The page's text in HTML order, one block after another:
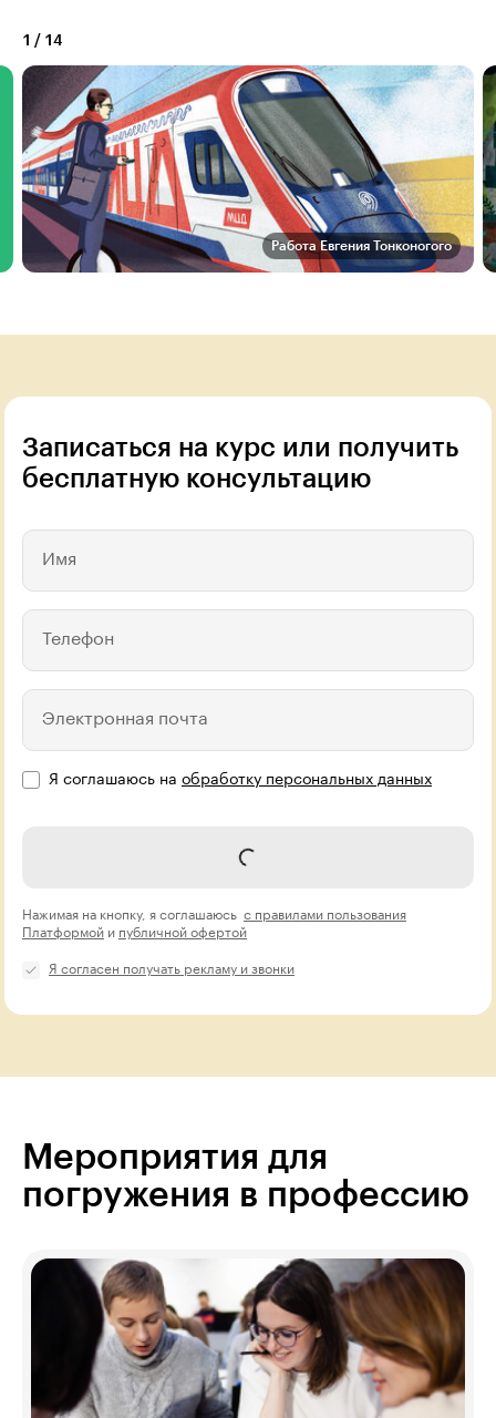
1 / 14
Работа Евгения Тонконогого
Записаться на курс или получить
бесплатную консультацию
Имя
Телефон
Электронная почта
Я соглашаюсь на обработку персональных данных
Записаться на курс
Нажимая на кнопку, я соглашаюсь с правилами пользования
Платформой и публичной офертой
Я согласен получать рекламу и звонки
Мероприятия для
погружения в профессию